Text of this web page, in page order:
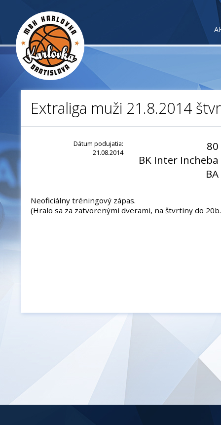
Extraliga muži 21.8.2014
Dátum podujatia:
21.08.2014
80
BK Inter Incheba
BA
Neoficiálny tréningový zápas.
(Hralo sa za zatvorenými dverami, na štvrtiny do